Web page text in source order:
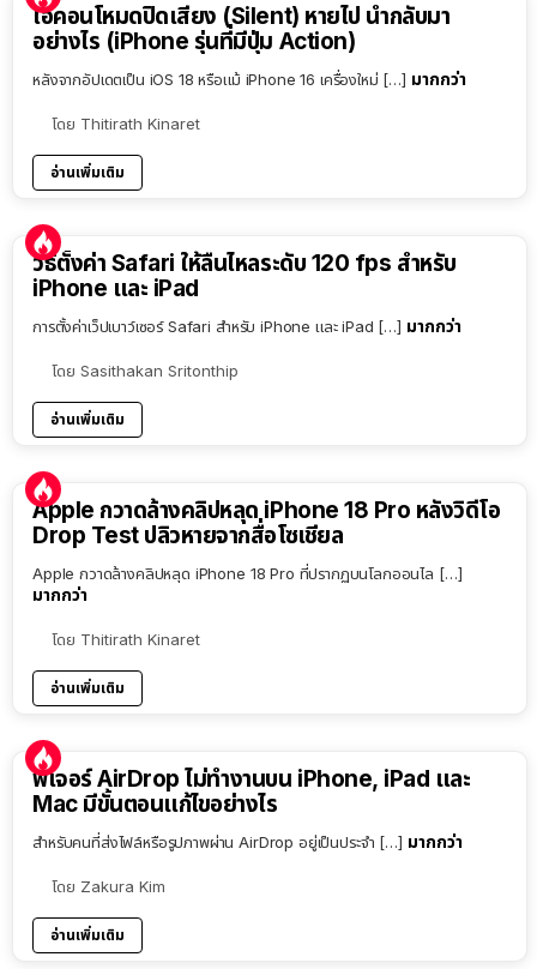
ไอคอนโหมดปิดเสียง (Silent) หายไป นำกลับมา
อย่างไร (iPhone รุ่นที่มีปุ่ม Action)
หลังจากอัปเดตเป็น iOS 18 หรือแม้ iPhone 16 เครื่องใหม่ […] มากกว่า
โดย Thitirath Kinaret
อ่านเพิ่มเติม
วิธีตั้งค่า Safari ให้ลื่นไหลระดับ 120 fps สำหรับ
iPhone และ iPad
การตั้งค่าเว็ปเบาว์เซอร์ Safari สำหรับ iPhone และ iPad […] มากกว่า
โดย Sasithakan Sritonthip
อ่านเพิ่มเติม
Apple กวาดล้างคลิปหลุด iPhone 18 Pro หลังวิดีโอ
Drop Test ปลิวหายจากสื่อโซเชียล
Apple กวาดล้างคลิปหลุด iPhone 18 Pro ที่ปรากฏบนโลกออนไล […]
มากกว่า
โดย Thitirath Kinaret
อ่านเพิ่มเติม
ฟีเจอร์ AirDrop ไม่ทำงานบน iPhone, iPad และ
Mac มีขั้นตอนแก้ไขอย่างไร
สำหรับคนที่ส่งไฟล์หรือรูปภาพผ่าน AirDrop อยู่เป็นประจำ […] มากกว่า
โดย Zakura Kim
อ่านเพิ่มเติม